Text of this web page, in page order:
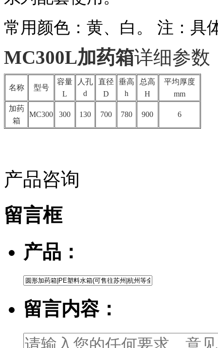
常用颜色：黄、白。 注：具
MC300L加药箱详细参数
名称 型号
容量
L
人孔
d
直径
D
垂高
h
总高
H
平均厚度
mm
加药
箱
MC300 300 130 700 780 900 6
产品咨询
留言框
产品：
留言内容：